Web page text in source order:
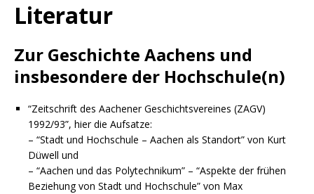
Literatur
Zur Geschichte Aachens und
insbesondere der Hochschule(n)
“Zeitschrift des Aachener Geschichtsvereines (ZAGV)
1992/93”, hier die Aufsatze:
– “Stadt und Hochschule – Aachen als Standort” von Kurt
Düwell und
– “Aachen und das Polytechnikum” – “Aspekte der frühen
Beziehung von Stadt und Hochschule” von Max